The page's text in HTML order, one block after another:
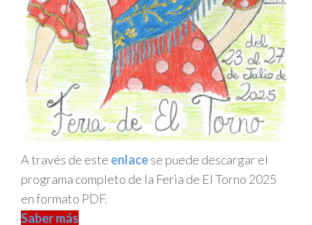
A través de este enlacese puede descargar el
programa completo de la Feria de El Torno 2025
en formato PDF.
Saber más